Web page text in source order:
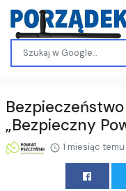
„Bezpieczny
1 miesiąc temu